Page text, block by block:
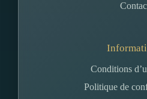
Conditions
Politique de